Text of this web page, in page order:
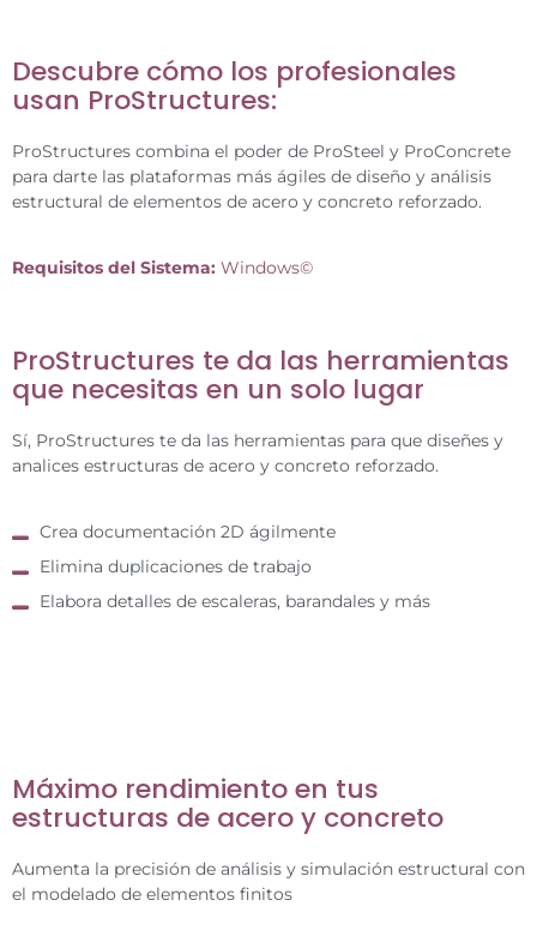
Descubre cómo los profesionales
usan ProStructures:
ProStructures combina el poder de ProSteel y ProConcrete
para darte las plataformas más ágiles de diseño y análisis
estructural de elementos de acero y concreto reforzado.
Requisitos del Sistema: Windows©
ProStructures te da las herramientas
que necesitas en un solo lugar
Sí, ProStructures te da las herramientas para que diseñes y
analices estructuras de acero y concreto reforzado.
Crea documentación 2D ágilmente
Elimina duplicaciones de trabajo
Elabora detalles de escaleras, barandales y más
Máximo rendimiento en tus
estructuras de acero y concreto
Aumenta la precisión de análisis y simulación estructural con
el modelado de elementos finitos